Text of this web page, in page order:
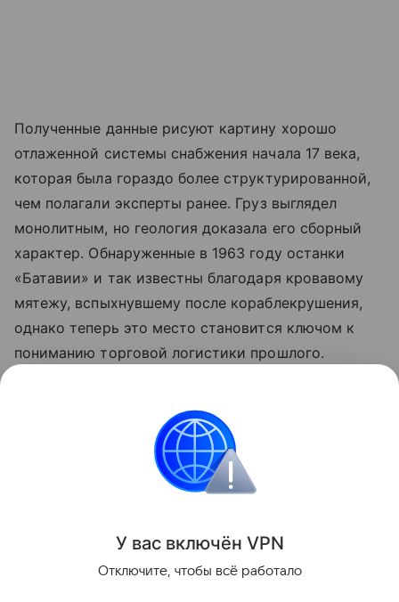
Полученные данные рисуют картину хорошо
отлаженной системы снабжения начала 17 века,
которая была гораздо более структурированной,
чем полагали эксперты ранее. Груз выглядел
монолитным, но геология доказала его сборный
характер. Обнаруженные в 1963 году останки
«Батавии» и так известны благодаря кровавому
мятежу, вспыхнувшему после кораблекрушения,
однако теперь это место становится ключом к
пониманию торговой логистики прошлого.
засухи обнажили более 200 немецких кораблей у
У вас включён VPN
Отключите, чтобы всё работало